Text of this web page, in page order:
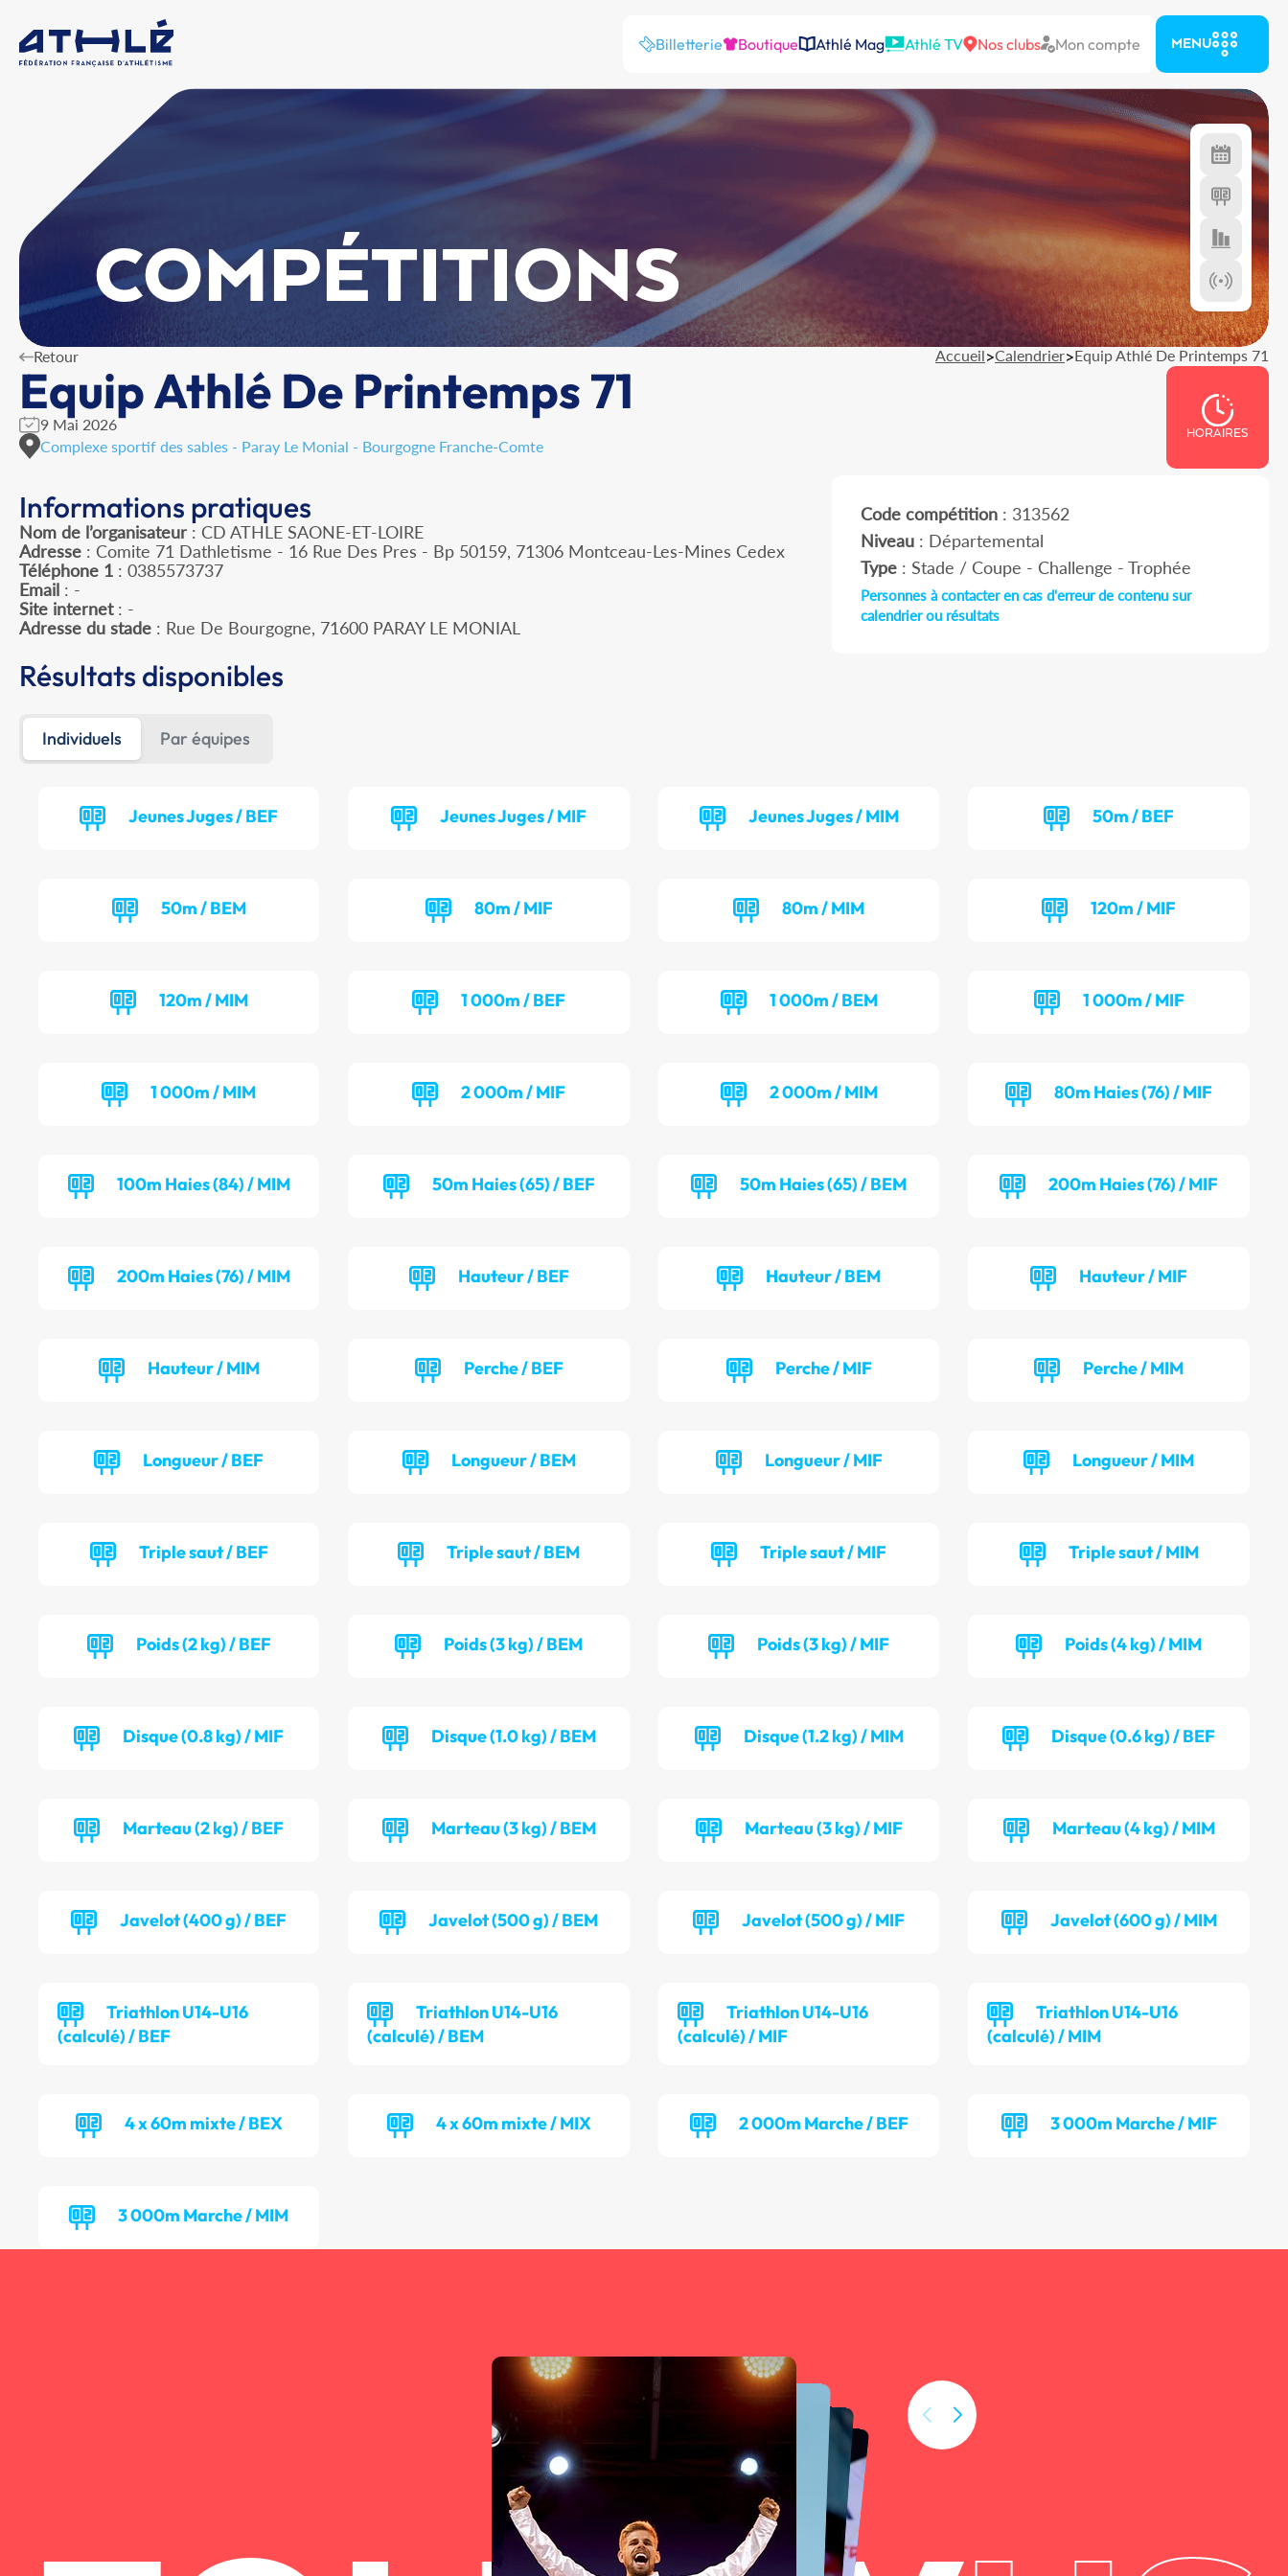
Billetterie Boutique Athlé Mag Athlé TV Nos clubs Mon compte MENU
COMPÉTITIONS
Retour Accueil>Calendrier>Equip Athlé De Printemps 71
Equip Athlé De Printemps 71
9 Mai 2026
Complexe sportif des sables - Paray Le Monial - Bourgogne Franche-Comte
HORAIRES
Informations pratiques
Nom de l’organisateur : CD ATHLE SAONE-ET-LOIRE
Adresse : Comite 71 Dathletisme - 16 Rue Des Pres - Bp 50159, 71306 Montceau-Les-Mines Cedex
Téléphone 1 : 0385573737
Email : -
Site internet: -
Adresse du stade : Rue De Bourgogne, 71600 PARAY LE MONIAL
Code compétition: 313562
Niveau: Départemental
Type: Stade / Coupe - Challenge - Trophée
Personnes à contacter en cas d'erreur de contenu sur
calendrier ou résultats
Résultats disponibles
Individuels Par équipes
Jeunes Juges / BEF Jeunes Juges / MIF Jeunes Juges / MIM 50m / BEF
50m / BEM 80m / MIF 80m / MIM 120m / MIF
120m / MIM 1 000m / BEF 1 000m / BEM 1 000m / MIF
1 000m / MIM 2 000m / MIF 2 000m / MIM 80m Haies (76) / MIF
100m Haies (84) / MIM 50m Haies (65) / BEF 50m Haies (65) / BEM 200m Haies (76) / MIF
200m Haies (76) / MIM Hauteur / BEF Hauteur / BEM Hauteur / MIF
Hauteur / MIM Perche / BEF Perche / MIF Perche / MIM
Longueur / BEF Longueur / BEM Longueur / MIF Longueur / MIM
Triple saut / BEF Triple saut / BEM Triple saut / MIF Triple saut / MIM
Poids (2 kg) / BEF Poids (3 kg) / BEM Poids (3 kg) / MIF Poids (4 kg) / MIM
Disque (0.8 kg) / MIF Disque (1.0 kg) / BEM Disque (1.2 kg) / MIM Disque (0.6 kg) / BEF
Marteau (2 kg) / BEF Marteau (3 kg) / BEM Marteau (3 kg) / MIF Marteau (4 kg) / MIM
Javelot (400 g) / BEF Javelot (500 g) / BEM Javelot (500 g) / MIF Javelot (600 g) / MIM
Triathlon U14-U16
(calculé) / BEF
Triathlon U14-U16
(calculé) / BEM
Triathlon U14-U16
(calculé) / MIF
Triathlon U14-U16
(calculé) / MIM
4 x 60m mixte / BEX 4 x 60m mixte / MIX 2 000m Marche / BEF 3 000m Marche / MIF
3 000m Marche / MIM